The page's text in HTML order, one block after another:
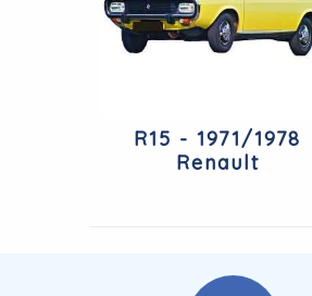
R15 - 1971/1978
Renault